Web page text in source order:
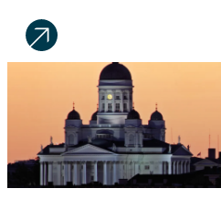
Sijoittaja.fi
Tee
sijoituspäätöksiä